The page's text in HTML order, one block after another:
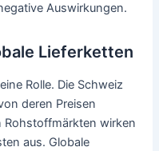
Auswirkungen.
Lieferketten
Rolle. Die Schweiz
deren Preisen
Rohstoffmärkten wirken
aus. Globale